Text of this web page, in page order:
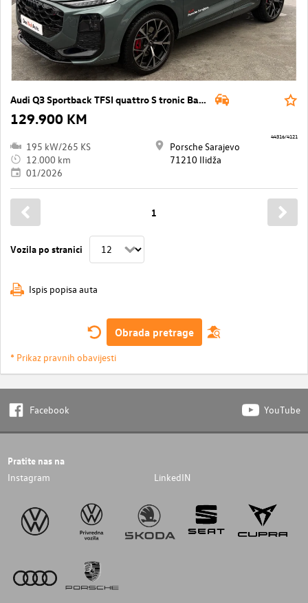
Audi Q3 Sportback TFSI quattro S tronic Basic
129.900 KM
195 kW/265 KS
12.000 km
01/2026
Porsche Sarajevo
71210 Ilidža
44316/4121
Vozila po stranici
1
Ispis popisa auta
Obrada pretrage
* Prikaz pravnih obavijesti
Facebook YouTube
Pratite nas na
Instagram LinkedIN